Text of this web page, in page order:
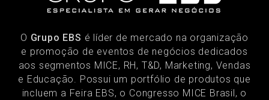
O Grupo EBS é líder de mercado na organização
e promoção de eventos de negócios dedicados
aos segmentos MICE, RH, T&D, Marketing, Vendas
e Educação. Possui um portfólio de produtos que
incluem a Feira EBS, o Congresso MICE Brasil, o